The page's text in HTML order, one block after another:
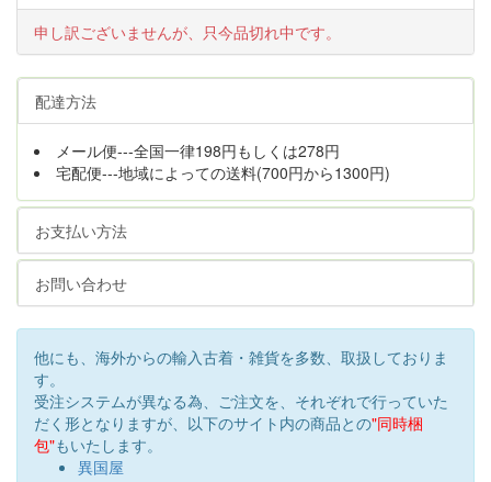
申し訳ございませんが、只今品切れ中です。
配達方法
メール便---全国一律198円もしくは278円
宅配便---地域によっての送料(700円から1300円)
お支払い方法
お問い合わせ
他にも、海外からの輸入古着・雑貨を多数、取扱しておりま
す。
受注システムが異なる為、ご注文を、それぞれで行っていた
だく形となりますが、以下のサイト内の商品との"同時梱
包"もいたします。
異国屋